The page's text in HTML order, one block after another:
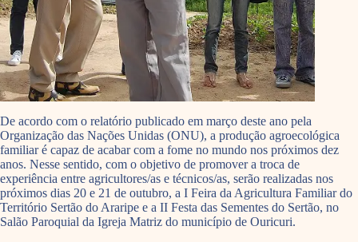
De acordo com o relatório publicado em março deste ano pela
Organização das Nações Unidas (ONU), a produção agroecológica
familiar é capaz de acabar com a fome no mundo nos próximos dez
anos. Nesse sentido, com o objetivo de promover a troca de
experiência entre agricultores/as e técnicos/as, serão realizadas nos
próximos dias 20 e 21 de outubro, a I Feira da Agricultura Familiar do
Território Sertão do Araripe e a II Festa das Sementes do Sertão, no
Salão Paroquial da Igreja Matriz do município de Ouricuri.